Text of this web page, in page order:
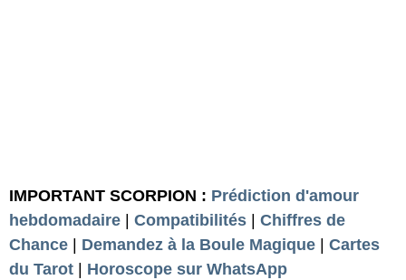
IMPORTANT SCORPION : Prédiction d'amour
hebdomadaire | Compatibilités | Chiffres de
Chance | Demandez à la Boule Magique | Cartes
du Tarot | Horoscope sur WhatsApp